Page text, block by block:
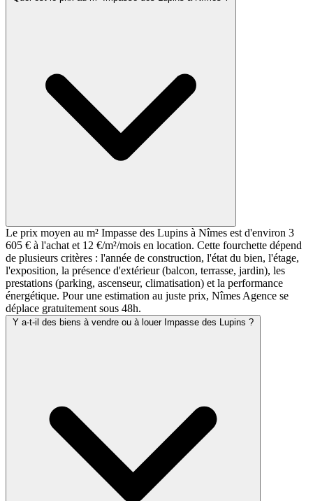
Le prix moyen au m² Impasse des Lupins à Nîmes est d'environ 3
605 € à l'achat et 12 €/m²/mois en location. Cette fourchette dépend
de plusieurs critères : l'année de construction, l'état du bien, l'étage,
l'exposition, la présence d'extérieur (balcon, terrasse, jardin), les
prestations (parking, ascenseur, climatisation) et la performance
énergétique. Pour une estimation au juste prix, Nîmes Agence se
déplace gratuitement sous 48h.
Y a-t-il des biens à vendre ou à louer Impasse des Lupins ?